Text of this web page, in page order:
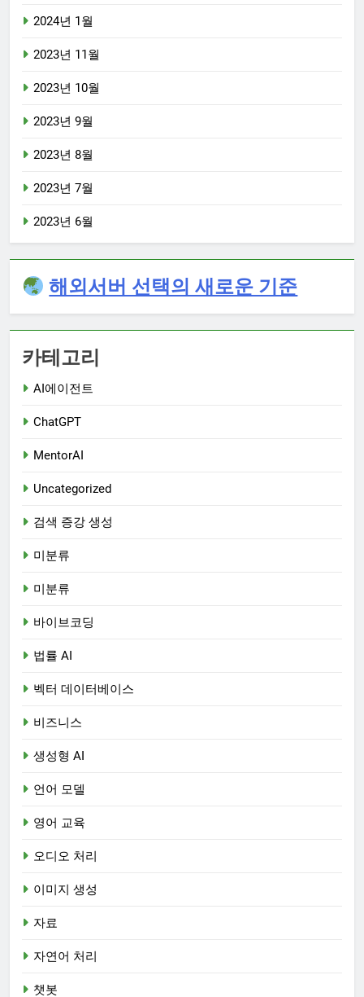
2024년 1월
2023년 11월
2023년 10월
2023년 9월
2023년 8월
2023년 7월
2023년 6월
해외서버 선택의 새로운 기준
카테고리
AI에이전트
ChatGPT
MentorAI
Uncategorized
검색 증강 생성
미분류
미분류
바이브코딩
법률 AI
벡터 데이터베이스
비즈니스
생성형 AI
언어 모델
영어 교육
오디오 처리
이미지 생성
자료
자연어 처리
챗봇